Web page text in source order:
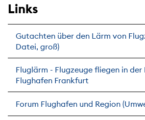
Links
Gutachten über den Lärm von
Datei, groß)
Fluglärm - Flugzeuge fliegen in der
Flughafen Frankfurt
Forum Flughafen und Region